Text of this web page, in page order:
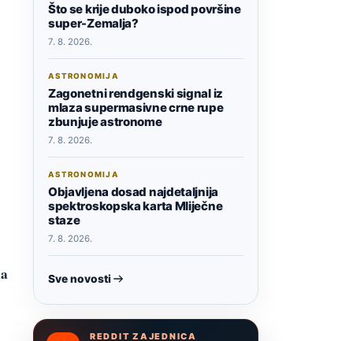
Što se krije duboko ispod površine
super-Zemalja?
7. 8. 2026.
ASTRONOMIJA
Zagonetni rendgenski signal iz
mlaza supermasivne crne rupe
zbunjuje astronome
7. 8. 2026.
ASTRONOMIJA
Objavljena dosad najdetaljnija
spektroskopska karta Mliječne
staze
7. 8. 2026.
Sve novosti
REDDIT ZAJEDNICA